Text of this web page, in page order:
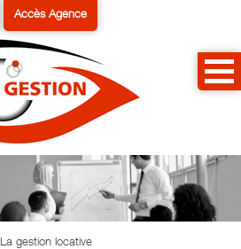
Accès Agence
La gestion locative